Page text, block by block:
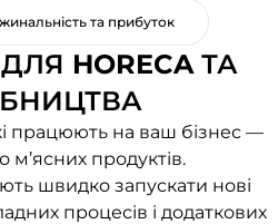
та прибуток
HORECAТА
працюють на ваш бізнес —
м’ясних продуктів.
швидко запускати нові
процесів і додаткових